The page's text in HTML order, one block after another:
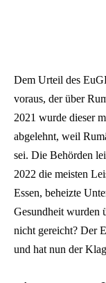
Dem Urteil des
voraus, der über
2021 wurde dieser
abgelehnt, weil
sei. Die Behörden
2022 die meisten
Essen, beheizte
Gesundheit wurden
nicht gereicht? Der
und hat nun der